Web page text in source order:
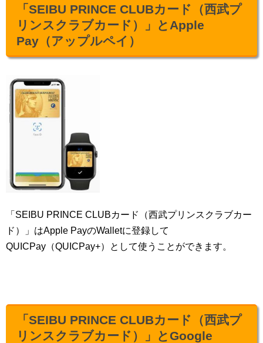
「SEIBU PRINCE CLUBカード（西武プ
リンスクラブカード）」とApple
Pay（アップルペイ）
「SEIBU PRINCE CLUBカード（西武プリンスクラブカー
ド）」はApple PayのWalletに登録して
QUICPay（QUICPay+）として使うことができます。
「SEIBU PRINCE CLUBカード（西武プ
リンスクラブカード）」とGoogle